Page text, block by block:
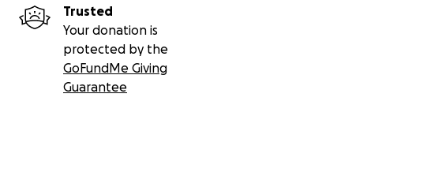
Trusted
Your donation is
protected by the
GoFundMe Giving
Guarantee